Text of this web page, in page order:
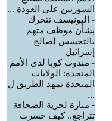
السوريين على العودة ...
- اليونيسف تتحرك
بشأن موظف متهم
بالتجسس لصالح
إسرائيل
- مندوب كوبا لدى الأمم
المتحدة: الولايات
المتحدة تمهد الطريق ل
...
- منارة لحرية الصحافة
تتراجع.. كيف خسرت